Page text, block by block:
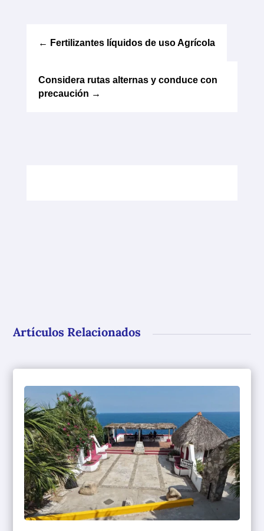
← Fertilizantes líquidos de uso Agrícola
Considera rutas alternas y conduce con
precaución →
Artículos Relacionados